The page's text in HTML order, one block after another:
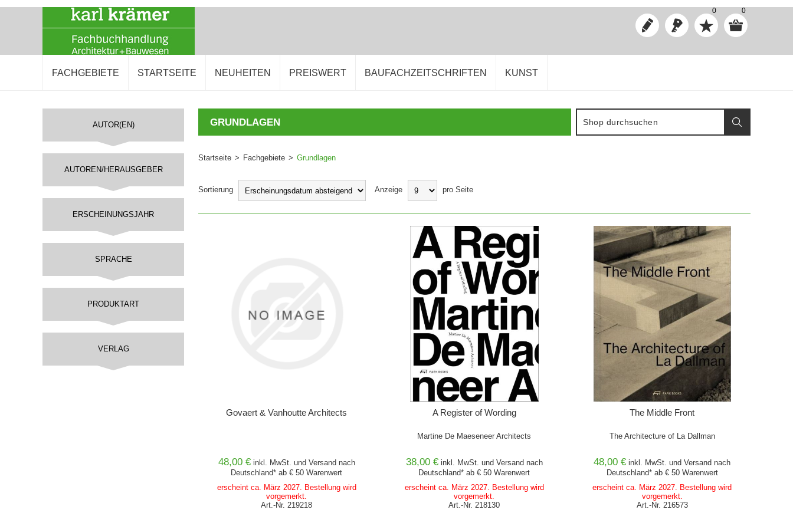
0 0
FACHGEBIETE STARTSEITE NEUHEITEN PREISWERT BAUFACHZEITSCHRIFTEN KUNST
GRUNDLAGEN
Startseite > Fachgebiete > Grundlagen
Sortierung Anzeige pro Seite
Govaert & Vanhoutte Architects
48,00 € inkl. MwSt. und Versandnach
Deutschland* ab € 50 Warenwert
erscheint ca. März 2027. Bestellung wird
vorgemerkt.
Art.-Nr. 219218
A Register of Wording
Martine De Maeseneer Architects
38,00 € inkl. MwSt. und Versandnach
Deutschland* ab € 50 Warenwert
erscheint ca. März 2027. Bestellung wird
vorgemerkt.
Art.-Nr. 218130
IN DEN WARENKORB
The Middle Front
The Architecture of La Dallman
48,00 € inkl. MwSt. undVersand nach
Deutschland* ab € 50 Warenwert
erscheint ca. März 2027. Bestellung wird
vorgemerkt.
Art.-Nr. 216573
IN DEN WARENKORB
AUTOR(EN)
AUTOREN/HERAUSGEBER
ERSCHEINUNGSJAHR
SPRACHE
PRODUKTART
VERLAG